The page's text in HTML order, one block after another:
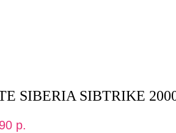
SIBERIA SIBTRIKE
р.